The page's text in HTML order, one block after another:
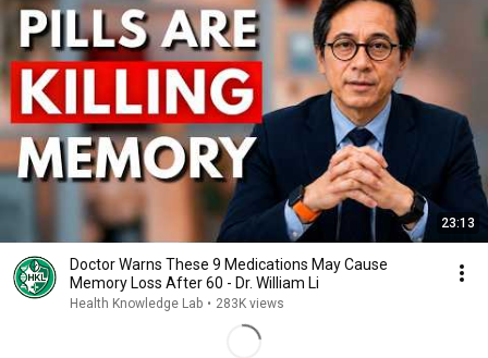
23:13
Doctor Warns These 9 Medications May Cause
Memory Loss After 60 - Dr. William Li
Health Knowledge Lab • 283K views